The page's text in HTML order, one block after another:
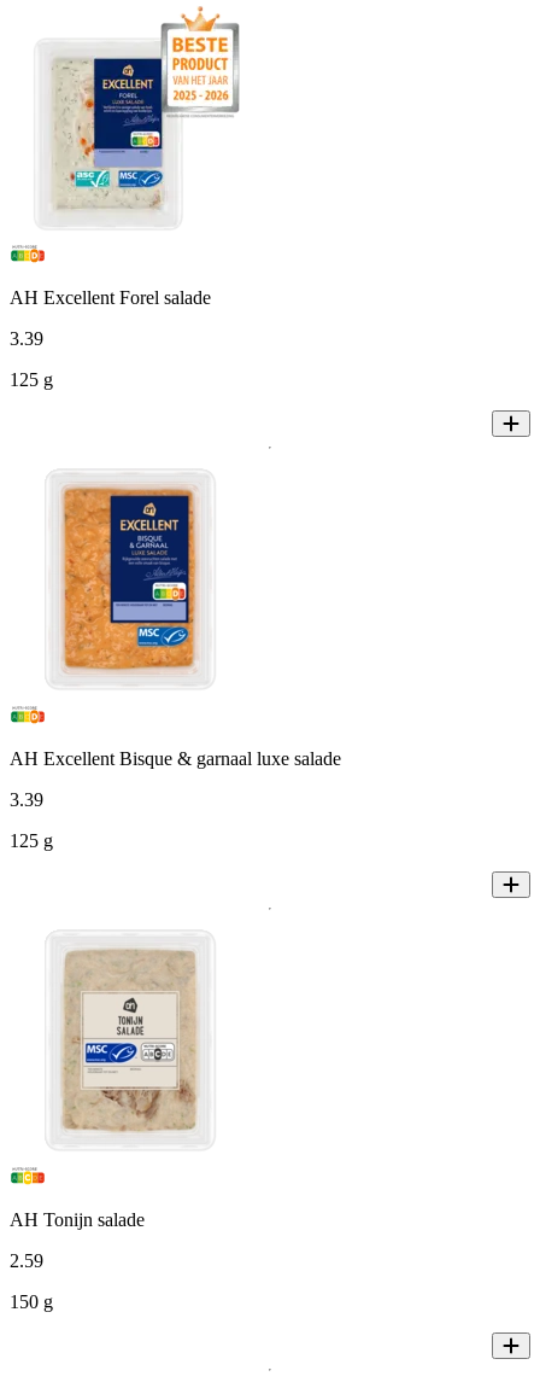
AH Excellent Forel salade
3.39
125 g
AH Excellent Bisque & garnaal luxe salade
3.39
125 g
AH Tonijn salade
2.59
150 g